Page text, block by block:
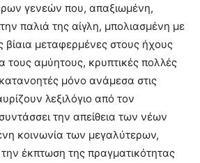
γενεών που, απαξιωμένη,
παλιά της αίγλη, μπολιασμένη με
βίαια μεταφερμένες στους ήχους
τους αμύητους, κρυπτικές πολλές
μόνο ανάμεσα στις
λεξιλόγιο από τον
την απείθεια των νέων
κοινωνία των μεγαλύτερων,
έκπτωση της πραγματικότητας